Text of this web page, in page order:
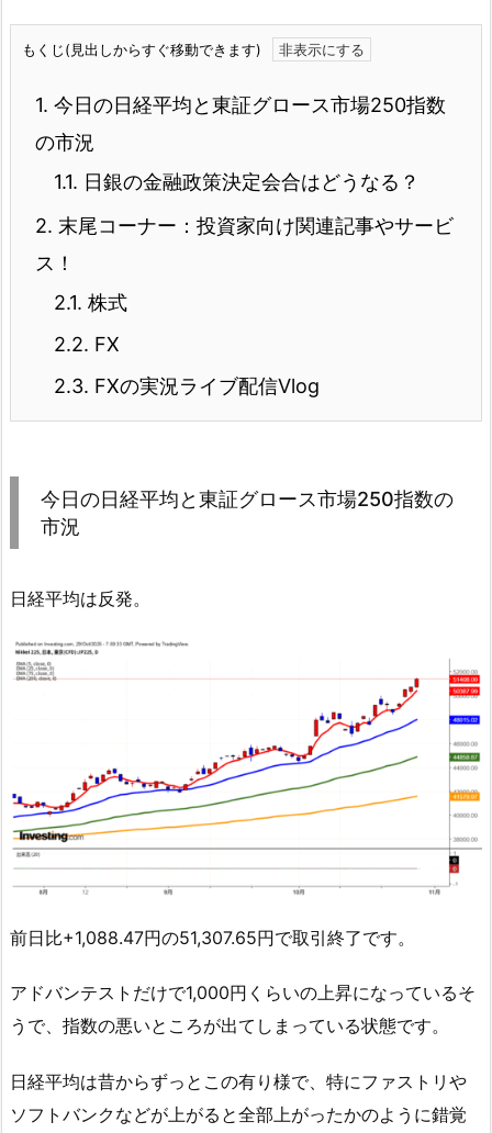
もくじ(見出しからすぐ移動できます)
1. 今日の日経平均と東証グロース市場250指数
の市況
1.1. 日銀の金融政策決定会合はどうなる？
2. 末尾コーナー：投資家向け関連記事やサービ
ス！
2.1. 株式
2.2. FX
2.3. FXの実況ライブ配信Vlog
今日の日経平均と東証グロース市場250指数の
市況
日経平均は反発。
前日比+1,088.47円の51,307.65円で取引終了です。
アドバンテストだけで1,000円くらいの上昇になっているそ
うで、指数の悪いところが出てしまっている状態です。
日経平均は昔からずっとこの有り様で、特にファストリや
ソフトバンクなどが上がると全部上がったかのように錯覚